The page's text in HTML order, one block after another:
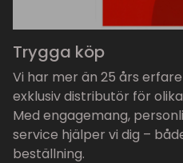
Trygga köp
Vi har mer än 25 års
exklusiv distributör för
Med engagemang,
service hjälper vi dig –
beställning.